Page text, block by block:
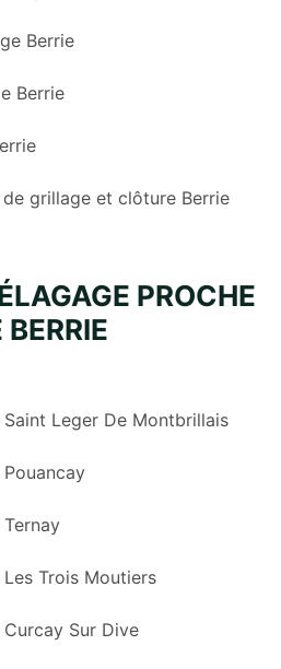
Berrie
Berrie
grillage et clôture Berrie
PROCHE
BERRIE
Leger De Montbrillais
Trois Moutiers
Sur Dive